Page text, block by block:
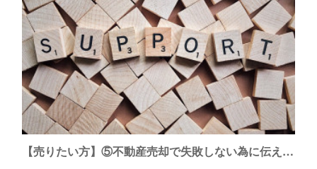
【売りたい方】⑤不動産売却で失敗しない為に伝えたい7つこと